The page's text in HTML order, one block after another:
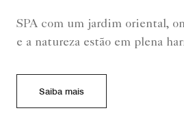
SPA com um jardim oriental,
e a natureza estão em plena
Saiba mais